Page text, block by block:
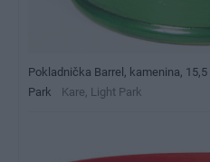
Pokladnička Barrel, kamenina,
Park
Kare, Light Park